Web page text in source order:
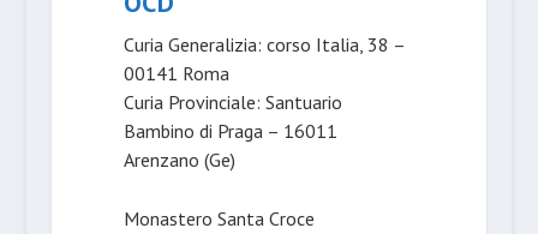
Curia Generalizia: corso Italia, 38 –
00141 Roma
Curia Provinciale: Santuario
Bambino di Praga – 16011
Arenzano (Ge)
Monastero Santa Croce